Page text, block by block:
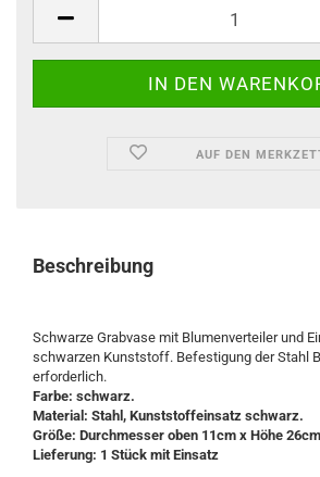
AUF DEN
Beschreibung
Schwarze Grabvase mit Blumenverteiler und
schwarzen Kunststoff. Befestigung der Stahl
erforderlich.
Farbe: schwarz.
Material: Stahl, Kunststoffeinsatz schwarz.
Größe: Durchmesser oben 11cm x Höhe
Lieferung: 1 Stück mit Einsatz